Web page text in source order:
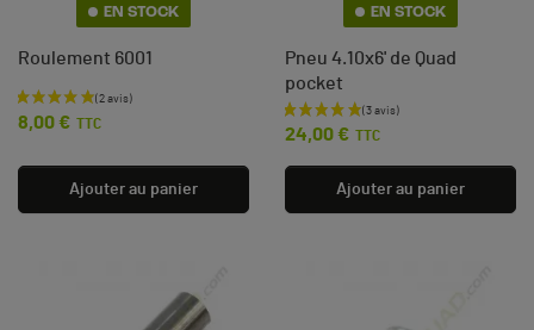
EN STOCK
Roulement 6001
Prix
8,00 € TTC
Ajouter au panier
EN STOCK
Pneu 4.10x6' de Quad
pocket
Prix
24,00 € TTC
Ajouter au panier